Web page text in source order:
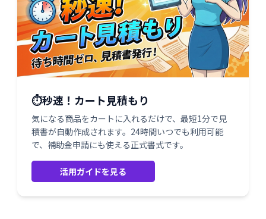
⏱️秒速！カート見積もり
気になる商品をカートに入れるだけで、最短1分で見
積書が自動作成されます。24時間いつでも利用可能
で、補助金申請にも使える正式書式です。
活用ガイドを見る